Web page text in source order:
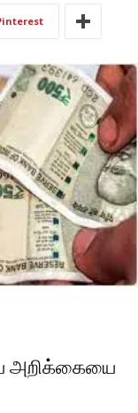
அறிக்கையை